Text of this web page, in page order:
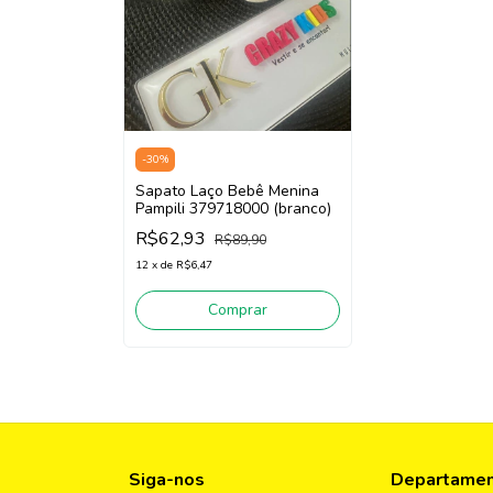
-30%
Sapato Laço Bebê Menina
Pampili 379718000 (branco)
R$62,93 R$89,90
12 x de R$6,47
Comprar
Siga-nos